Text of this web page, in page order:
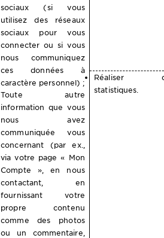
sociaux (si vous
utilisez des réseaux
sociaux pour vous
connecter ou si vous
nous communiquez
ces données à
caractère personnel) ;
Toute autre
information que vous
nous avez
communiquée vous
concernant (par ex.,
via votre page « Mon
Compte », en nous
contactant, en
fournissant votre
propre contenu
comme des photos
ou un commentaire,
Réaliser
statistiques.